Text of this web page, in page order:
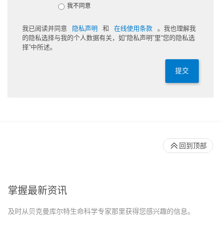
我不同意
我已阅读并同意 隐私声明 和 在线使用条款
。我也理解我
的隐私选择与我的个人数据有关，如“隐私声明”里“您的隐私选
择”中所述。
提交
掌握最新资讯
及时从贝克曼库尔特生命科学专家那里获得您感兴趣的信息。
回到顶部